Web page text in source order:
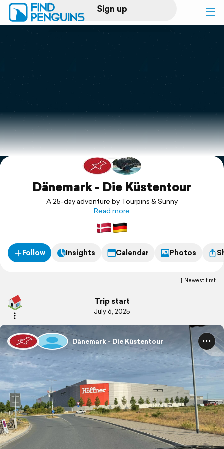
Sign up
Log in
Print a book
Flyover video
Explore
Support
Dänemark - Die Küstentour
A 25-day adventure by Tourpins & Sunny
Read more
Follow Insights Calendar Photos
Newest first
Trip start
July 6, 2025
Dänemark - Die Küstentour